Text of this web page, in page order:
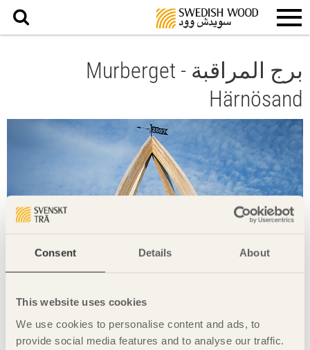
Consent Details About
This website uses cookies
We use cookies to personalise content and ads, to
provide social media features and to analyse our traffic.
بحث
برج المراقبة Murberget -
Härnösand